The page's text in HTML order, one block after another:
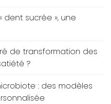
dent sucrée », une
de transformation des
?
: des modèles